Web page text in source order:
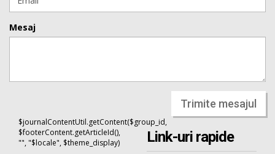
Mesaj
Trimite mesajul
$journalContentUtil.getContent($group_id,
$footerContent.getArticleId(),
"", "$locale", $theme_display)
Link-uri rapide